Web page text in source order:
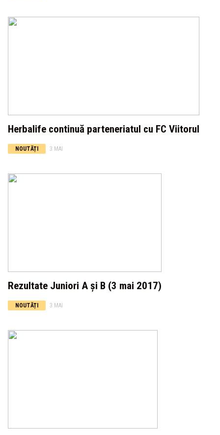
Herbalife continuă parteneriatul cu FC Viitorul
NOUTĂȚI 3 MAI
Rezultate Juniori A și B (3 mai 2017)
NOUTĂȚI 3 MAI